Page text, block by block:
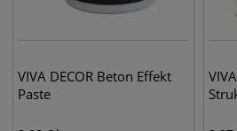
VIVA DECOR Beton Effekt
Paste